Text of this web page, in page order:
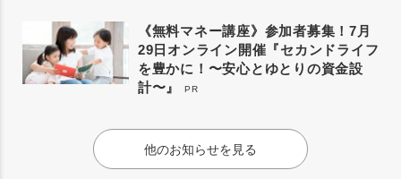
《無料マネー講座》参加者募集！7月
29日オンライン開催『セカンドライフ
を豊かに！〜安心とゆとりの資金設
計〜』
PR
他のお知らせを見る